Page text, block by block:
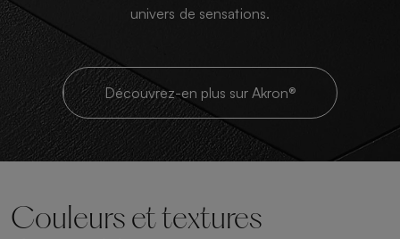
univers de sensations.
Découvrez-en plus sur Akron®
Couleurs et textures